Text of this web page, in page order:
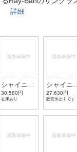
。詳細
シャイニー
ブラック/
グリーン
30,580円
在庫あり
シャイニ
ブラック/
フォトクロ
ミックグ
ー
27,630円
販売休止中です